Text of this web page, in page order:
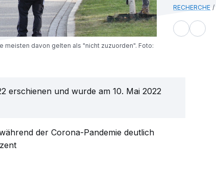
RECHERCHE
davon gelten als "nicht zuzuorden". Foto:
erschienen und wurde am 10. Mai 2022
der Corona-Pandemie deutlich